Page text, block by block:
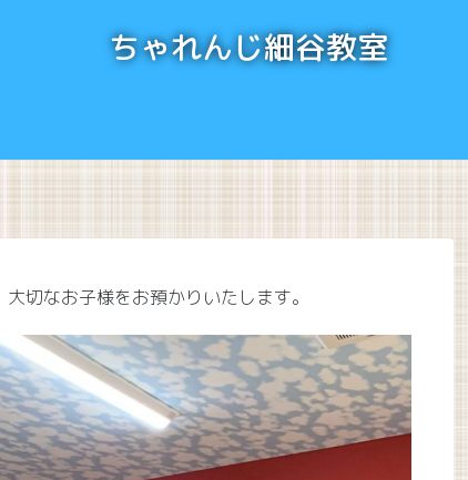
ちゃれんじ細谷教室
切なお子様をお預かりいたします。